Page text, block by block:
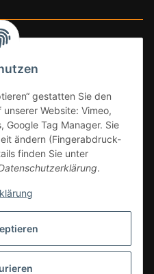
gestatten Sie den
Website: Vimeo,
Google Tag Manager. Sie
ändern (Fingerabdruck-
finden Sie unter
.
Versand
Artikel mit 0% MwSt. (gem. §